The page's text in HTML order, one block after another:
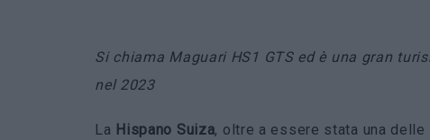
Si chiama Maguari HS1 GTS ed è una gran
nel 2023
La Hispano Suiza, oltre a essere stata una